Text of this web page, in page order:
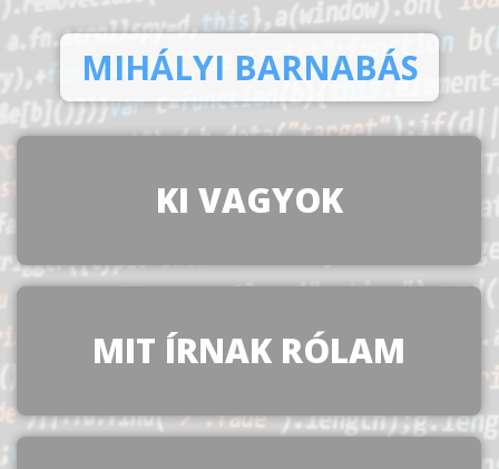
MIHÁLYI BARNABÁS
KI VAGYOK
MIT ÍRNAK RÓLAM